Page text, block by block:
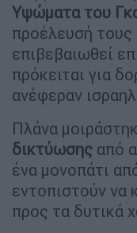
Υψώματα του
προέλευσή τους
επιβεβαιωθεί
πρόκειται για
ανέφεραν
Πλάνα
δικτύωσης από
ένα μονοπάτι
εντοπιστούν να
προς τα δυτικά